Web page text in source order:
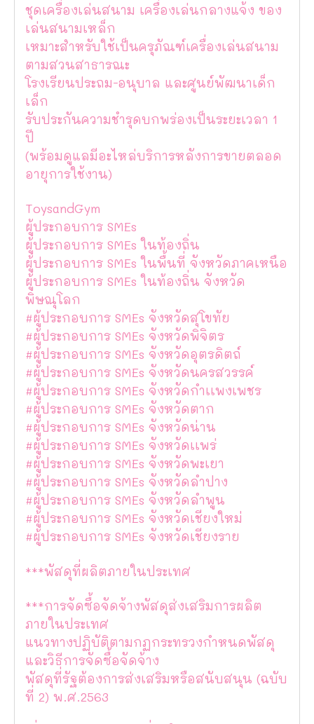
ชุดเครื่องเล่นสนาม เครื่องเล่นกลางแจ้ง ของ
เล่นสนามเหล็ก
เหมาะสำหรับใช้เป็นครุภัณฑ์เครื่องเล่นสนาม
ตามสวนสาธารณะ
โรงเรียนประถม-อนุบาล และศูนย์พัฒนาเด็ก
เล็ก
รับประกันความชำรุดบกพร่องเป็นระยะเวลา 1
ปี
(พร้อมดูแลมีอะไหล่บริการหลังการขายตลอด
อายุการใช้งาน)
ToysandGym
ผู้ประกอบการ SMEs
ผู้ประกอบการ SMEs ในท้องถิ่น
ผู้ประกอบการ SMEs ในพื้นที่ จังหวัดภาคเหนือ
ผู้ประกอบการ SMEs ในท้องถิ่น จังหวัด
พิษณุโลก
#ผู้ประกอบการ SMEs จังหวัดสุโขทัย
#ผู้ประกอบการ SMEs จังหวัดพิจิตร
#ผู้ประกอบการ SMEs จังหวัดอุตรดิตถ์
#ผู้ประกอบการ SMEs จังหวัดนครสวรรค์
#ผู้ประกอบการ SMEs จังหวัดกำเเพงเพชร
#ผู้ประกอบการ SMEs จังหวัดตาก
#ผู้ประกอบการ SMEs จังหวัดน่าน
#ผู้ประกอบการ SMEs จังหวัดเเพร่
#ผู้ประกอบการ SMEs จังหวัดพะเยา
#ผู้ประกอบการ SMEs จังหวัดลำปาง
#ผู้ประกอบการ SMEs จังหวัดลำพูน
#ผู้ประกอบการ SMEs จังหวัดเชียงใหม่
#ผู้ประกอบการ SMEs จังหวัดเชียงราย
***พัสดุที่ผลิตภายในประเทศ
***การจัดซื้อจัดจ้างพัสดุส่งเสริมการผลิต
ภายในประเทศ
แนวทางปฏิบัติตามกฏกระทรวงกำหนดพัสดุ
และวิธีการจัดซื้อจัดจ้าง
พัสดุที่รัฐต้องการส่งเสริมหรือสนับสนุน (ฉบับ
ที่ 2) พ.ศ.2563